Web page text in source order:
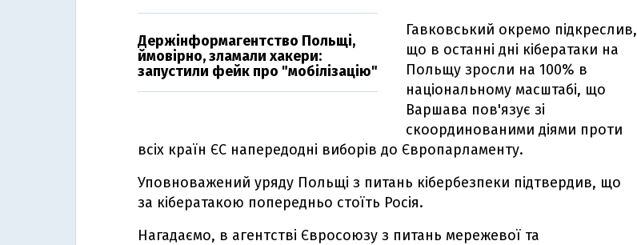
Держінформагентство Польщі,
ймовірно, зламали хакери:
запустили фейк про "мобілізацію"
Гавковський окремо підкреслив,
що в останні дні кібератаки на
Польщу зросли на 100% в
національному масштабі, що
Варшава пов'язує зі
скоординованими діями проти
всіх країн ЄС напередодні виборів до Європарламенту.
Уповноважений уряду Польщі з питань кібербезпеки підтвердив, що
за кібератакою попередньо стоїть Росія.
Нагадаємо, в агентстві Євросоюзу з питань мережевої та